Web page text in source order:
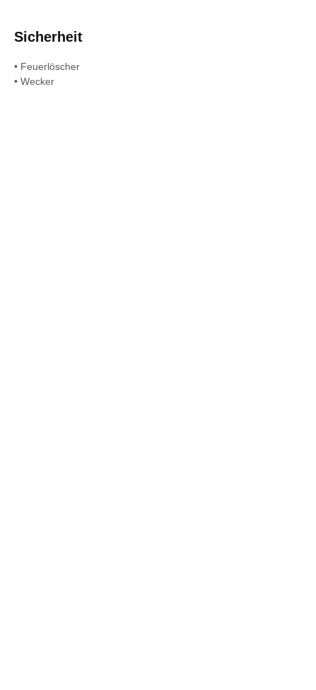
Sicherheit
• Feuerlöscher
• Wecker